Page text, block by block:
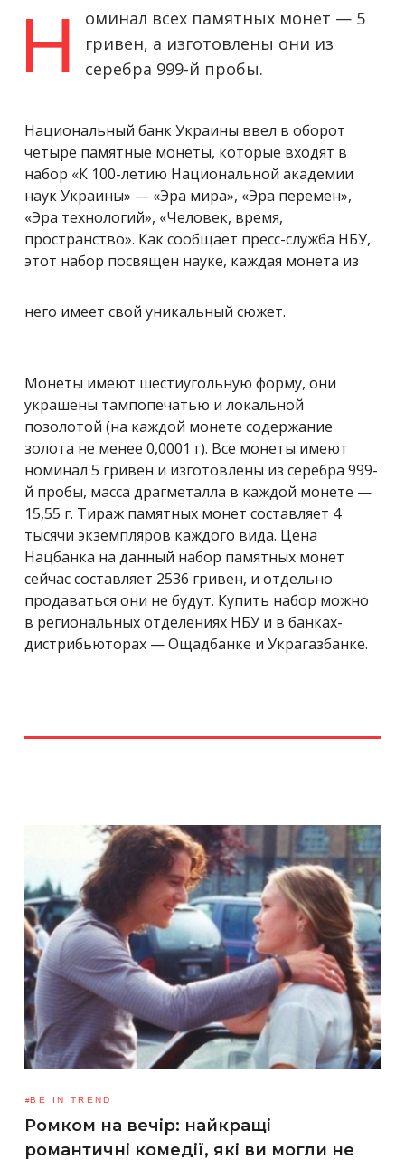
Н
оминал всех памятных монет — 5
гривен, а изготовлены они из
серебра 999-й пробы.
Национальный банк Украины ввел в оборот
четыре памятные монеты, которые входят в
набор «К 100-летию Национальной академии
наук Украины» — «Эра мира», «Эра перемен»,
«Эра технологий», «Человек, время,
пространство». Как сообщает пресс-служба НБУ,
этот набор посвящен науке, каждая монета из
него имеет свой уникальный сюжет.
Монеты имеют шестиугольную форму, они
украшены тампопечатью и локальной
позолотой (на каждой монете содержание
золота не менее 0,0001 г). Все монеты имеют
номинал 5 гривен и изготовлены из серебра 999-
й пробы, масса драгметалла в каждой монете —
15,55 г. Тираж памятных монет составляет 4
тысячи экземпляров каждого вида. Цена
Нацбанка на данный набор памятных монет
сейчас составляет 2536 гривен, и отдельно
продаваться они не будут. Купить набор можно
в региональных отделениях НБУ и в банках-
дистрибьюторах — Ощадбанке и Украгазбанке.
BE IN TREND
Ромком на вечір: найкращі
романтичні комедії, які ви могли не